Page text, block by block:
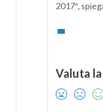
2017″,
Valuta